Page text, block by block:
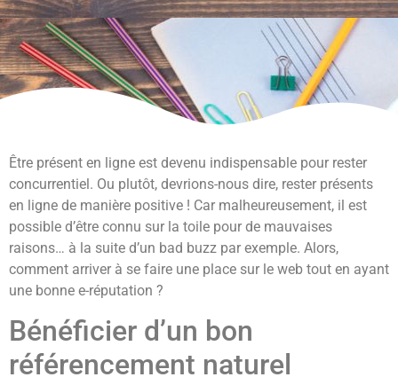
Être présent en ligne est devenu indispensable pour rester
concurrentiel. Ou plutôt, devrions-nous dire, rester présents
en ligne de manière positive ! Car malheureusement, il est
possible d’être connu sur la toile pour de mauvaises
raisons… à la suite d’un bad buzz par exemple. Alors,
comment arriver à se faire une place sur le web tout en ayant
une bonne e-réputation ?
Bénéficier d’un bon
référencement naturel